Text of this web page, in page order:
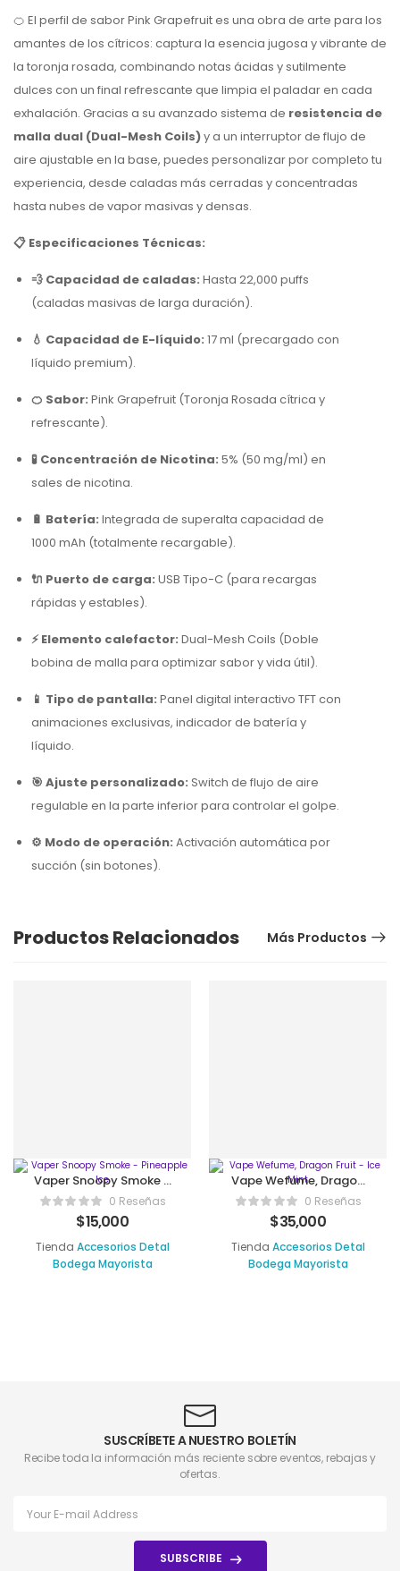
🍊 El perfil de saborPink Grapefruites una obra de arte para los
amantes de los cítricos: captura la esencia jugosa y vibrante de
la toronja rosada, combinando notas ácidas y sutilmente
dulces con un final refrescante que limpia el paladar en cada
exhalación. Gracias a su avanzado sistema de resistencia de
malla dual (Dual-Mesh Coils)y a un interruptor de flujo de
aire ajustable en la base, puedes personalizar por completo tu
experiencia, desde caladas más cerradas y concentradas
hasta nubes de vapor masivas y densas.
📋 Especificaciones Técnicas:
💨 Capacidad de caladas: Hasta 22,000 puffs
(caladas masivas de larga duración).
💧 Capacidad de E-líquido: 17 ml (precargado con
líquido premium).
🍊 Sabor: Pink Grapefruit (Toronja Rosada cítrica y
refrescante).
🧪 Concentración de Nicotina: 5% (50 mg/ml) en
sales de nicotina.
🔋 Batería: Integrada de superalta capacidad de
1000 mAh (totalmente recargable).
🔌 Puerto de carga: USB Tipo-C (para recargas
rápidas y estables).
⚡ Elemento calefactor: Dual-Mesh Coils (Doble
bobina de malla para optimizar sabor y vida útil).
📱 Tipo de pantalla: Panel digital interactivo TFT con
animaciones exclusivas, indicador de batería y
líquido.
🎯 Ajuste personalizado: Switch de flujo de aire
regulable en la parte inferior para controlar el golpe.
⚙️ Modo de operación: Activación automática por
succión (sin botones).
Productos Relacionados Más Productos
Vaper Snoopy Smoke –
Pineapple Ice
0 Reseñas
$15,000
Tienda Accesorios Detal
Bodega Mayorista
Vape Wefume, Dragon
Fruit – Ice Mint
0 Reseñas
$35,000
Tienda Accesorios Detal
Bodega Mayorista
SUSCRÍBETE A NUESTRO BOLETÍN
Recibe toda la información más reciente sobre eventos, rebajas y
ofertas.
SUBSCRIBE